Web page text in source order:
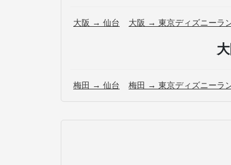
大阪 → 仙台 大阪 → 東京ディズニーラ
梅田 → 仙台 梅田 → 東京ディズニーラ